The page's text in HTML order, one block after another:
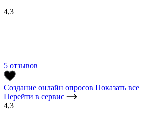
4,3
5 отзывов
Создание онлайн опросов Показать все
Перейти в сервис
4,3